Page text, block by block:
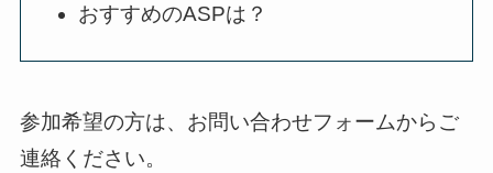
おすすめのASPは？
参加希望の方は、お問い合わせフォームからご
連絡ください。